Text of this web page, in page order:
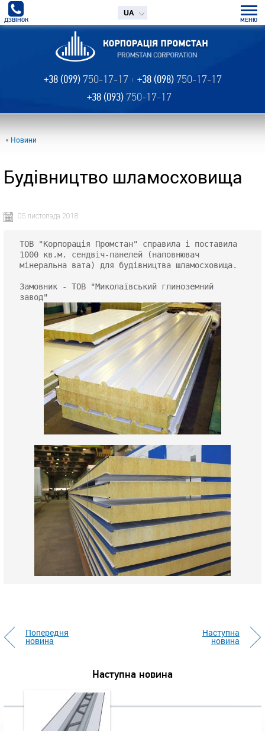
ДЗВІНОК
UA
МЕНЮ
+38 (099) 750-17-17 +38 (098) 750-17-17
+38 (093) 750-17-17
Новини
Будівництво шламосховища
05 листопада 2018
ТОВ "Корпорація Промстан" справила і поставила
1000 кв.м. сендвіч-панелей (наповнювач
мінеральна вата) для будівництва шламосховища.
Замовник - ТОВ "Миколаївський глиноземний
завод"
Попередня
новина
Наступна
новина
Наступна новина